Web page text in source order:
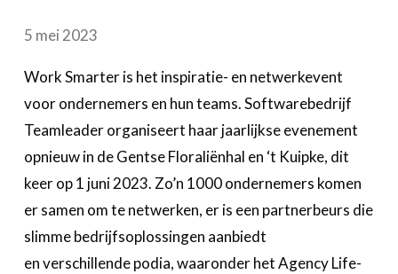
5 mei 2023
Work Smarter is het inspiratie- en netwerkevent
voor ondernemers en hun teams. Softwarebedrijf
Teamleader organiseert haar jaarlijkse evenement
opnieuw in de Gentse Floraliënhal en ‘t Kuipke, dit
keer op 1 juni 2023. Zo’n 1000 ondernemers komen
er samen om te netwerken, er is een partnerbeurs die
slimme bedrijfsoplossingen aanbiedt
en verschillende podia, waaronder het Agency Life-
Lid worden Account
Zoeken